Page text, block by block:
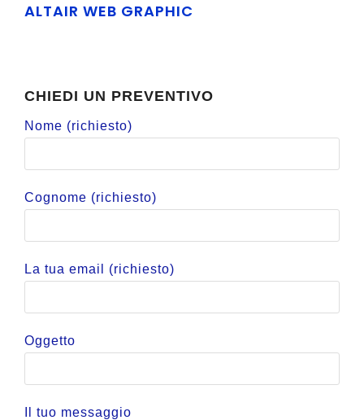
ALTAIR WEB GRAPHIC
CHIEDI UN PREVENTIVO
Nome (richiesto)
Cognome (richiesto)
La tua email (richiesto)
Oggetto
Il tuo messaggio